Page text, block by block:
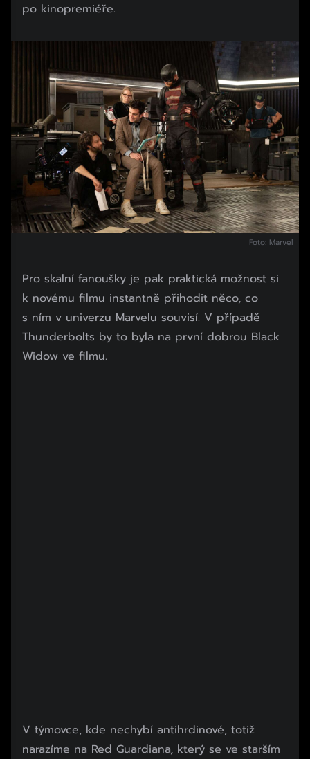
po kinopremiéře.
Foto: Marvel
Pro skalní fanoušky je pak praktická možnost si
k novému filmu instantně přihodit něco, co
s ním v univerzu Marvelu souvisí. V případě
Thunderbolts by to byla na první dobrou Black
Widow ve filmu.
V týmovce, kde nechybí antihrdinové, totiž
narazíme na Red Guardiana, který se ve starším